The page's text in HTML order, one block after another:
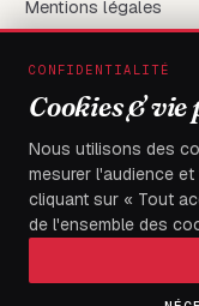
Mentions légales
X / Twitter
CONFIDENTIALITÉ
Cookies & vie
Nous utilisons des
mesurer l'audience
cliquant sur « Tout
de l'ensemble des